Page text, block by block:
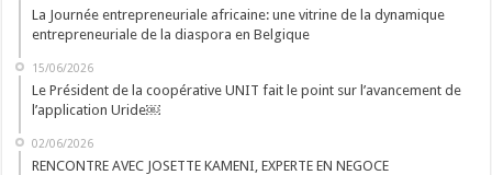
La Journée entrepreneuriale africaine: une vitrine de la dynamique
entrepreneuriale de la diaspora en Belgique
15/06/2026
Le Président de la coopérative UNIT fait le point sur l’avancement de
l’application Uride￼
02/06/2026
RENCONTRE AVEC JOSETTE KAMENI, EXPERTE EN NEGOCE